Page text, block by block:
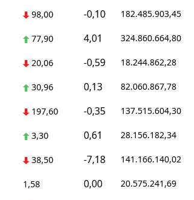
Aksaray
Bayburt
Karaman
Kırıkkale
Batman
98,00 -0,10 182.485.903,45
77,90 4,01 324.860.664,80
20,06 -0,59 18.244.862,28
30,96 0,13 82.060.867,78
197,60 -0,35 137.515.604,30
3,30 0,61 28.156.182,34
38,50 -7,18 141.166.140,02
1,58 0,00 20.575.241,69